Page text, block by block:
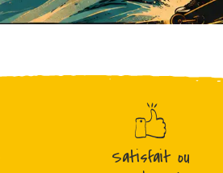
Satisfait ou